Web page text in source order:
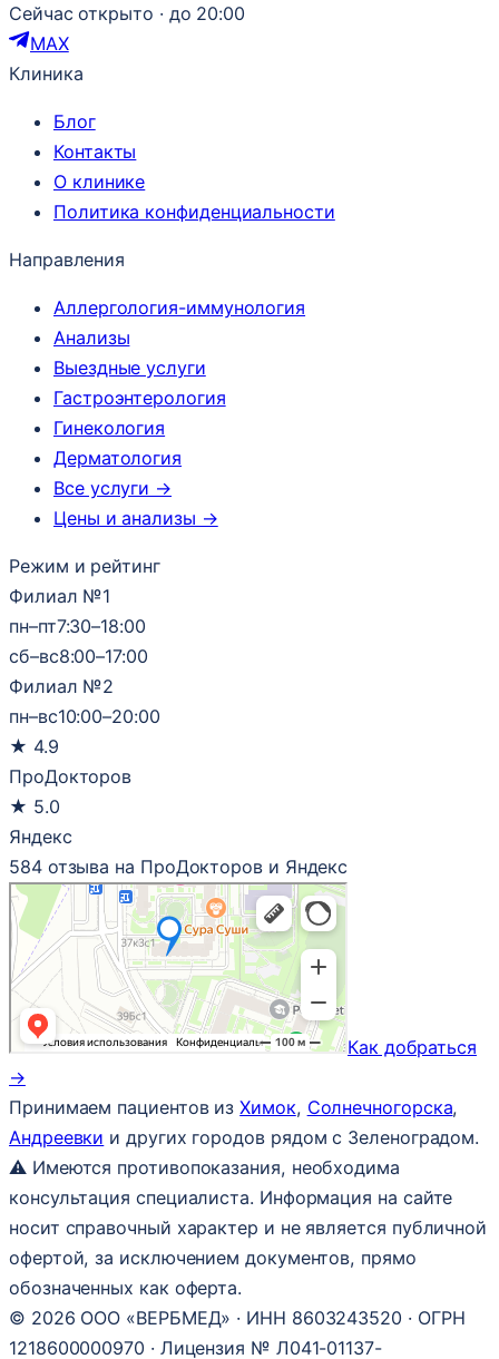
Сейчас открыто · до 20:00
MAX
Клиника
Блог
Контакты
О клинике
Политика конфиденциальности
Направления
Аллергология-иммунология
Анализы
Выездные услуги
Гастроэнтерология
Гинекология
Дерматология
Все услуги →
Цены и анализы →
Режим и рейтинг
Филиал №1
пн–пт7:30–18:00
сб–вс8:00–17:00
Филиал №2
пн–вс10:00–20:00
★ 4.9
ПроДокторов
★ 5.0
Яндекс
584 отзыва на ПроДокторов и Яндекс
Как добраться
→
Принимаем пациентов изХимок, Солнечногорска,
Андреевки и других городов рядом с Зеленоградом.
⚠ Имеются противопоказания, необходима
консультация специалиста. Информация на сайте
носит справочный характер и не является публичной
офертой, за исключением документов, прямо
обозначенных как оферта.
© 2026 ООО «ВЕРБМЕД» · ИНН 8603243520 · ОГРН
1218600000970 · Лицензия № Л041-01137-